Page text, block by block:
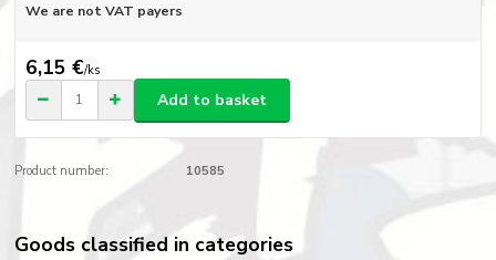
We are not VAT payers
6,15 €/ks
Add to basket
Product number: 10585
Goods classified in categories